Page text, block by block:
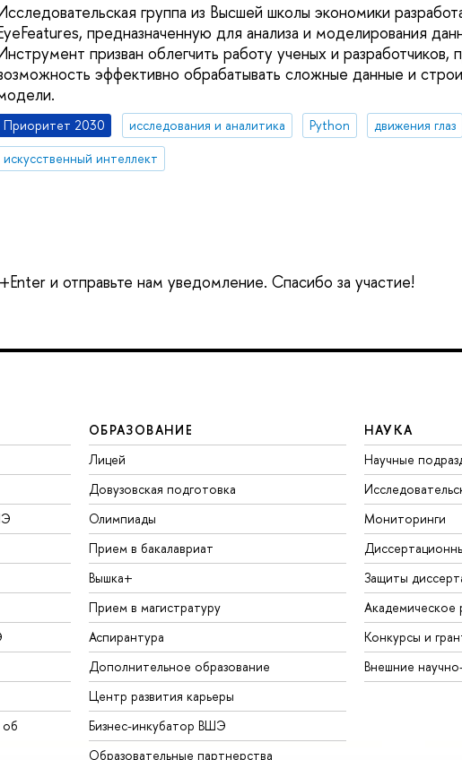
группа из Высшей школы экономики
предназначенную для анализа и моделирования
призван облегчить работу ученых и разработчиков,
эффективно обрабатывать сложные данные и
Приоритет 2030 исследования и аналитика Python
движения глаз
искусственный интеллект
и отправьте нам уведомление. Спасибо за участие!
об
ОБРАЗОВАНИЕ
Лицей
Довузовская подготовка
Олимпиады
Прием в бакалавриат
Вышка+
Прием в магистратуру
Аспирантура
Дополнительное образование
Центр развития карьеры
Бизнес-инкубатор ВШЭ
Образовательные партнерства
НАУКА
Научные
Мониторинги
Защиты
Академическое
Конкурсы и
Внешние